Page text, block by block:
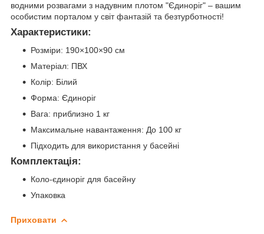
водними розвагами з надувним плотом "Єдиноріг" – вашим
особистим порталом у світ фантазій та безтурботності!
Характеристики:
Розміри: 190×100×90 см
Матеріал: ПВХ
Колір: Білий
Форма: Єдиноріг
Вага: приблизно 1 кг
Максимальне навантаження: До 100 кг
Підходить для використання у басейні
Комплектація:
Коло-єдиноріг для басейну
Упаковка
Приховати